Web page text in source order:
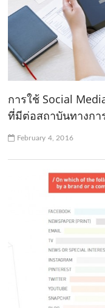
การใช้ Social
ที่มีต่อสถาบันทางกา
February 4, 2016